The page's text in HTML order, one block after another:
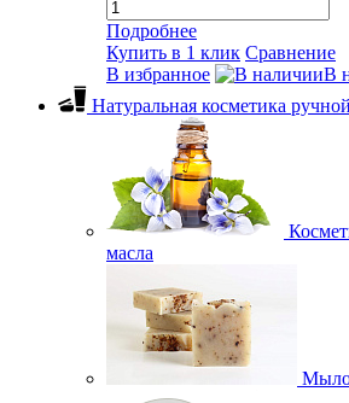
Подробнее
Купить в 1 клик Сравнение
В избранное
В
Натуральная косметика
масла
Мыло